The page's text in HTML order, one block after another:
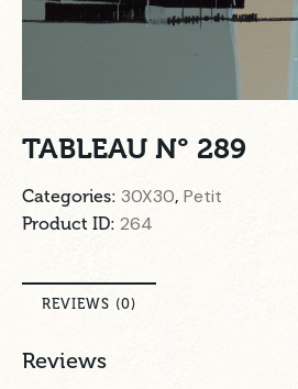
TABLEAU N° 289
Categories: 30X30, Petit
Product ID: 264
REVIEWS (0)
Reviews